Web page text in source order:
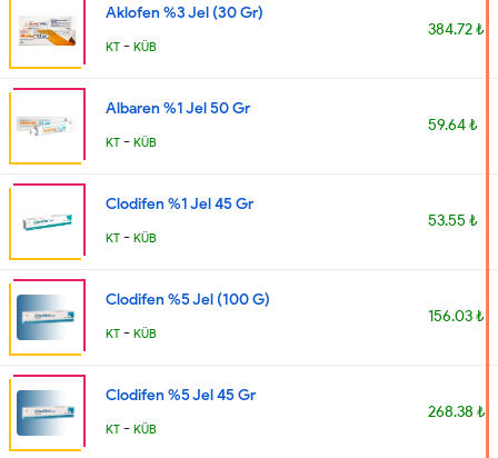
Aklofen %3 Jel (30 Gr)
KT - KÜB
384.72 ₺
Albaren %1 Jel 50 Gr
KT - KÜB
59.64 ₺
Clodifen %1 Jel 45 Gr
KT - KÜB
53.55 ₺
Clodifen %5 Jel (100 G)
KT - KÜB
156.03 ₺
Clodifen %5 Jel 45 Gr
KT - KÜB
268.38 ₺